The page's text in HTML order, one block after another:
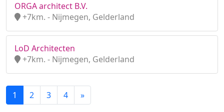
ORGA architect B.V.
+7km. - Nijmegen, Gelderland
LoD Architecten
+7km. - Nijmegen, Gelderland
1 2 3 4 »